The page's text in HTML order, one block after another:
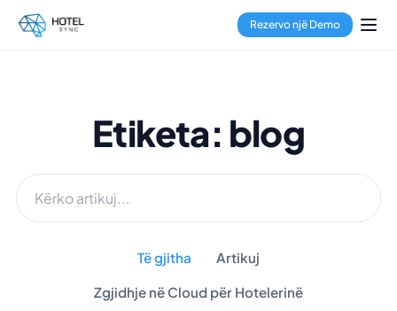
Rezervo një Demo
Etiketa: blog
Të gjitha Artikuj
Zgjidhje në Cloud për Hotelerinë